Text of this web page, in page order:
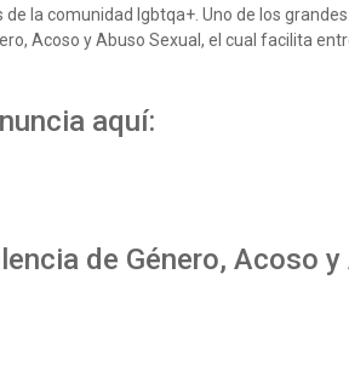
la comunidad lgbtqa+. Uno de los
Acoso y Abuso Sexual, el cual facilita
aquí:
de Género, Acoso y